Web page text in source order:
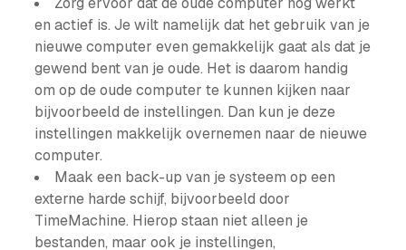
en actief is. Je wilt namelijk dat het gebruik van je
nieuwe computer even gemakkelijk gaat als dat je
gewend bent van je oude. Het is daarom handig
om op de oude computer te kunnen kijken naar
bijvoorbeeld de instellingen. Dan kun je deze
instellingen makkelijk overnemen naar de nieuwe
computer.
Maak een back-up van je systeem op een
externe harde schijf, bijvoorbeeld door
TimeMachine. Hierop staan niet alleen je
bestanden, maar ook je instellingen,